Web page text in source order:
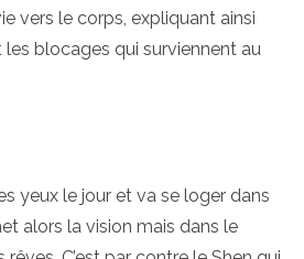
vers le corps, expliquant ainsi
blocages qui surviennent au
yeux le jour et va se loger dans
alors la vision mais dans le